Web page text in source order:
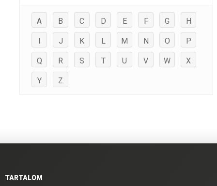
A B C D E F G H
I J K L M N O P
Q R S T U V W X
Y Z
TARTALOM